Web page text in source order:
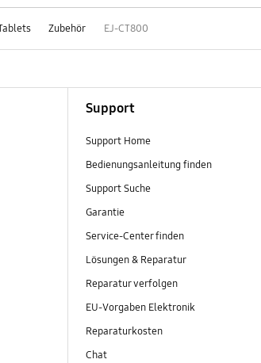
Zubehör EJ-CT800
Support
Support Home
Bedienungsanleitung finden
Support Suche
Garantie
Service-Center finden
Lösungen & Reparatur
Reparatur verfolgen
EU-Vorgaben Elektronik
Reparaturkosten
Chat